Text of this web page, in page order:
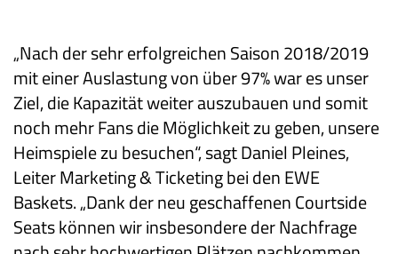
„Nach der sehr erfolgreichen Saison 2018/2019
mit einer Auslastung von über 97% war es unser
Ziel, die Kapazität weiter auszubauen und somit
noch mehr Fans die Möglichkeit zu geben, unsere
Heimspiele zu besuchen“, sagt Daniel Pleines,
Leiter Marketing & Ticketing bei den EWE
Baskets. „Dank der neu geschaffenen Courtside
Seats können wir insbesondere der Nachfrage